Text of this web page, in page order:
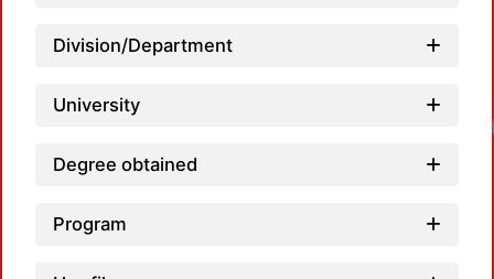
Division/Department
University
Degree obtained
Program